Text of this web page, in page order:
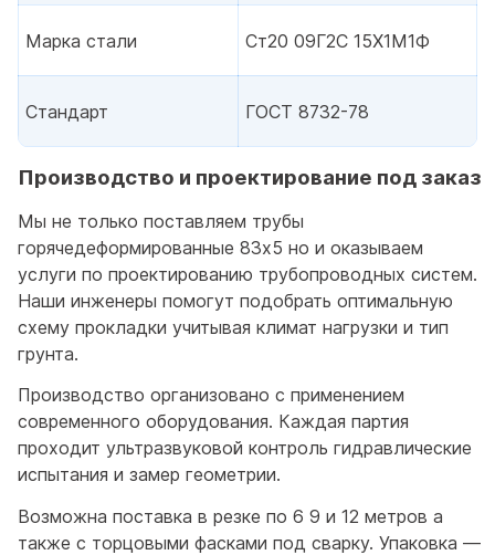
Марка стали Ст20 09Г2С 15Х1М1Ф
Стандарт ГОСТ 8732-78
Производство и проектирование под заказ
Мы не только поставляем трубы
горячедеформированные 83x5 но и оказываем
услуги по проектированию трубопроводных систем.
Наши инженеры помогут подобрать оптимальную
схему прокладки учитывая климат нагрузки и тип
грунта.
Производство организовано с применением
современного оборудования. Каждая партия
проходит ультразвуковой контроль гидравлические
испытания и замер геометрии.
Возможна поставка в резке по 6 9 и 12 метров а
также с торцовыми фасками под сварку. Упаковка —